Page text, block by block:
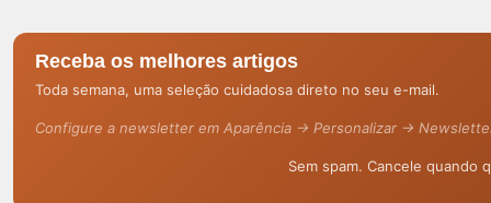
Receba os melhores artigos
Toda semana, uma seleção cuidadosa direto no seu e-mail.
Configure a newsletter em Aparência → Personalizar →
Sem spam. Cancele quando